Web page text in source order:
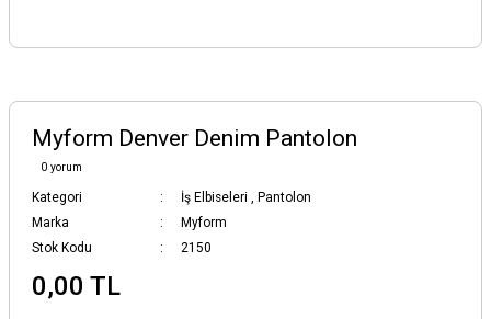
Myform Denver Denim Pantolon
0 yorum
Kategori İş Elbiseleri , Pantolon
Marka
Myform
Stok Kodu
2150
0,00 TL